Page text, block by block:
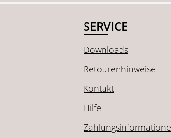
SERVICE
Downloads
Retourenhinweise
Kontakt
Hilfe